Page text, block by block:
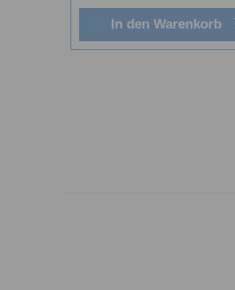
In den Warenkorb